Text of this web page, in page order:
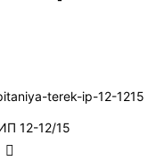
terek-ip-12-1215